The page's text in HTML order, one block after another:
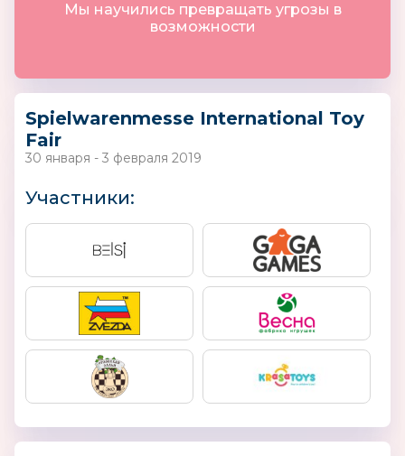
Мы научились превращать угрозы в
возможности
Spielwarenmesse International Toy
Fair
30 января - 3 февраля 2019
Участники: